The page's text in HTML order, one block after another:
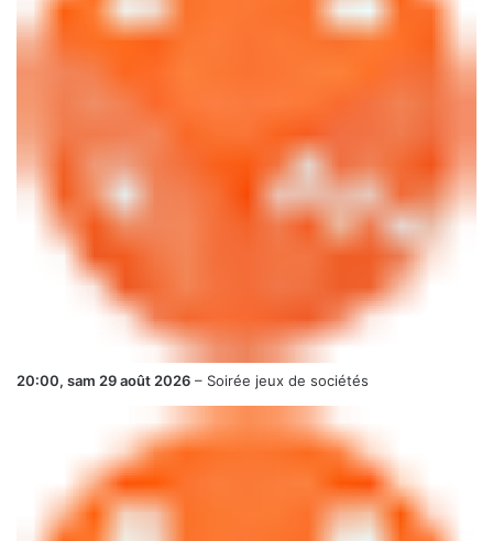
20:00, sam 29 août 2026 – Soirée jeux de sociétés